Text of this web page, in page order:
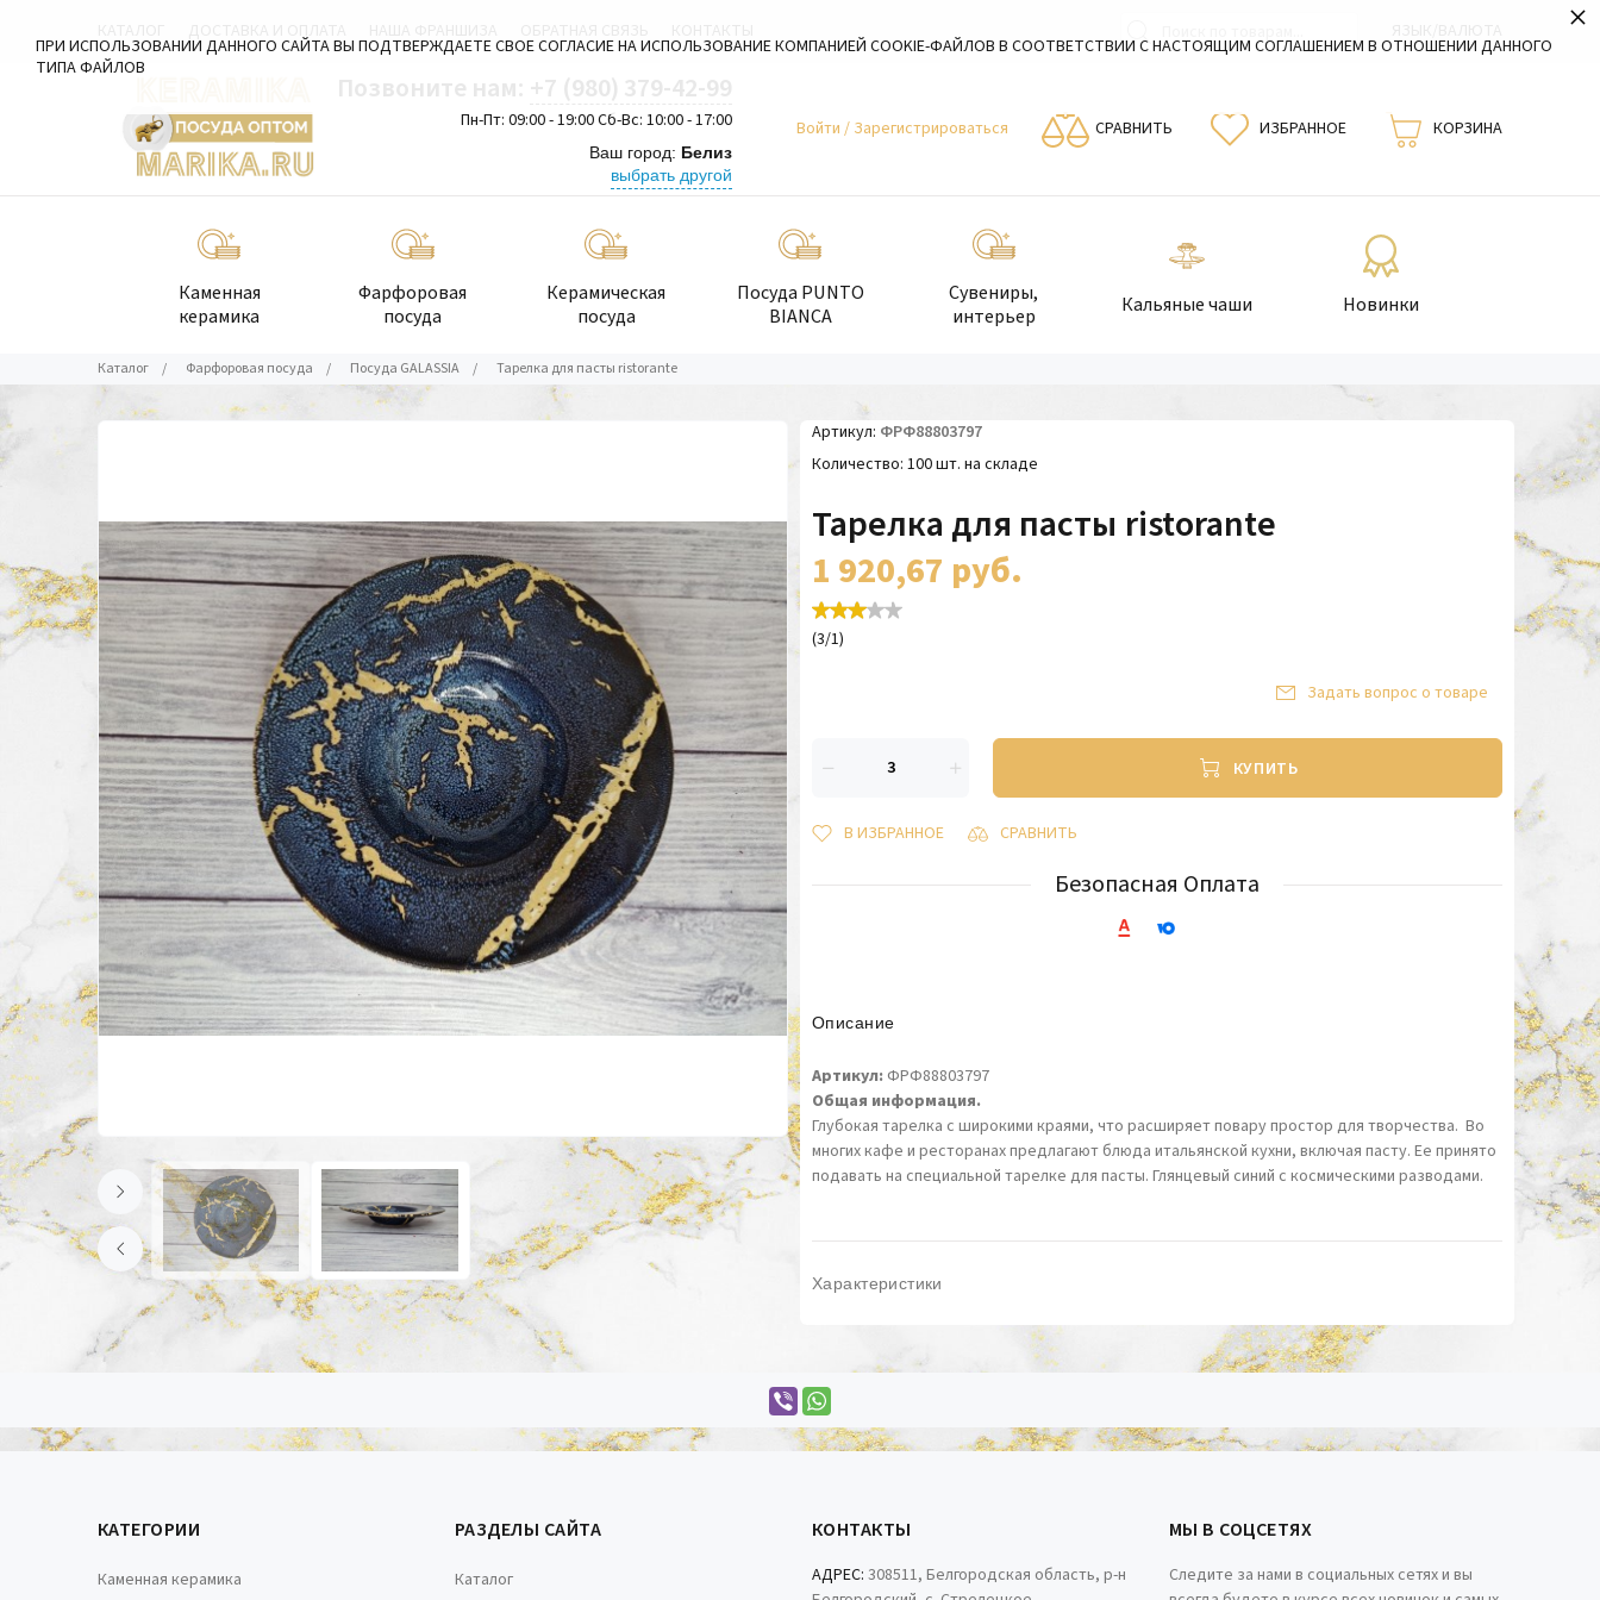
ДОСТАВКА И ОПЛАТА
Пн-Пт: 09:00 - 19:00 Сб-Вс: 10:00 - 17:00
Ваш город: Белиз
выбрать другой
Войти / Зарегистрироваться СРАВНИТЬ ИЗБРАННОЕ КОРЗИНА
Каменная
керамика
Фарфоровая
посуда
Керамическая
посуда
Посуда PUNTO
BIANCA
Сувениры,
интерьер
Кальяные чаши Новинки
Каталог / Фарфоровая посуда / Посуда GALASSIA / Тарелка для пасты ristorante
Артикул ФРФ88803797
Количество 100 шт. на складе
Тарелка для пасты ristorante
1 920,67 руб.
(3/1)
Задать вопрос о товаре
КУПИТЬ
В ИЗБРАННОЕ СРАВНИТЬ
Безопасная Оплата
Описание
Артикул: ФРФ88803797
Общая информация.
Глубокая тарелка с широкими краями, что расширяет повару простор для творчества. Во
многих кафе и ресторанах предлагают блюда итальянской кухни, включая пасту. Ее принято
подавать на специальной тарелке для пасты. Глянцевый синий с космическими разводами.
Характеристики
КАТЕГОРИИ
Каменная керамика
РАЗДЕЛЫ САЙТА
Каталог
КОНТАКТЫ
АДРЕС: 308511, Белгородская область, р-н
МЫ В СОЦСЕТЯХ
Следите за нами в социальных сетях и вы
ПРИ ИСПОЛЬЗОВАНИИ ДАННОГО САЙТА ВЫ ПОДТВЕРЖДАЕТЕ СВОЕ СОГЛАСИЕ НА ИСПОЛЬЗОВАНИЕ КОМПАНИЕЙ COOKIE-ФАЙЛОВ В СООТВЕТСТВИИ С НАСТОЯЩИМ СОГЛАШЕНИЕМ В ОТНОШЕНИИ ДАННОГО
ТИПА ФАЙЛОВ
×